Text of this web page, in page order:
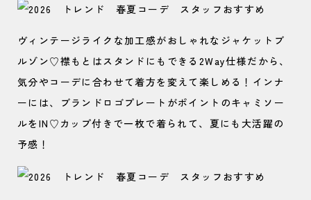
ヴィンテージライクな加工感がおしゃれなジャケットブ
ルゾン♡襟もとはスタンドにもできる2Way仕様だから、
気分やコーデに合わせて着方を変えて楽しめる！インナ
ーには、ブランドロゴプレートがポイントのキャミソー
ルをIN♡カップ付きで一枚で着られて、夏にも大活躍の
予感！